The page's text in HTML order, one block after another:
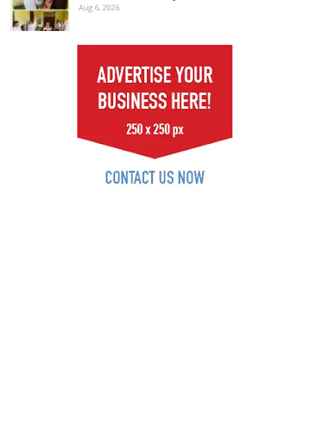
Aug 6, 2026